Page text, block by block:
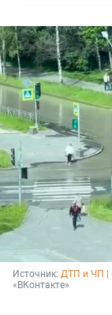
Источник: ДТП и ЧП |
«ВКонтакте»